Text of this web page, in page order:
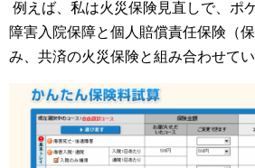
例えば、私は火災保険見直しで、ポ
障害入院保障と個人賠償責任保険（
み、共済の火災保険と組み合わせてい